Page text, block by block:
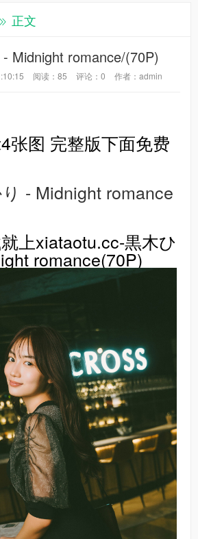
正文
Midnight romance/(70P)
阅读： 85 评论： 0 作者：admin
张图 完整版下面免费
- Midnight romance
上xiataotu.cc-黒木ひ
romance(70P)